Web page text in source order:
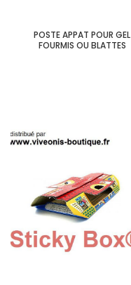
POSTE APPAT POUR GEL
FOURMIS OU BLATTES